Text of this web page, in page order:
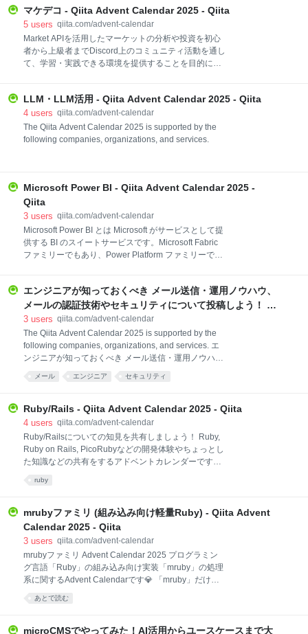
マケデコ - Qiita Advent Calendar 2025 - Qiita
5 users qiita.com/advent-calendar
Market APIを活用したマーケットの分析や投資を初心
者から上級者までDiscord上のコミュニティ活動を通し
て、学習・実践できる環境を提供することを目的に活
号通貨の各種戦略 すでに消えたエッジの供養 トレード
テクニック マーケットに関わるネタ記事 J-Quants API
を使ってなにかやってみた
LLM・LLM活用 - Qiita Advent Calendar 2025 - Qiita
4 users qiita.com/advent-calendar
The Qiita Advent Calendar 2025 is supported by the
following companies, organizations, and services.
Microsoft Power BI - Qiita Advent Calendar 2025 -
Qiita
3 users qiita.com/advent-calendar
Microsoft Power BI とは Microsoft がサービスとして提
供する BI のスイートサービスです。Microsoft Fabric
ファミリーでもあり、Power Platform ファミリーでも
分が作ったPower BIレポートの紹介 Power BIのお気に
入りの機能、フォーカスしたいトピックスについて
Power BIに関するコミュニティに関する思い出、エピ
ソード、登壇体験 Microsoft Fabric にさわってみた お
気軽にご参加ください～！ Microsoft Fabric アドベン
トカレンダーも開催中！ Microsoft Fabricが中心のアド
ェック😎 ht
エンジニアが知っておくべき メール送信・運用ノウハウ、
メールの認証技術やセキュリティについて投稿しよう！ by
blastengine - Qiita Advent Calendar 2025 - Qiita
3 users qiita.com/advent-calendar
The Qiita Advent Calendar 2025 is supported by the
following companies, organizations, and services. エ
ンジニアが知っておくべき メール送信・運用ノウハ
よう！ by blastengine Advent Calendar 2025 概要 メ
高いことから悪用されるケースもあり、予想外のトラ
ブルや意外な落とし穴に遭遇することも多いです。 そ
こで今回は、メール送信に携わったことのある皆様の
実装上のナレッジや運用で得たノウハウ、さらにはメ
ール送信にまつわる成功体験や失敗談。最近のメール
体験談やノウハウを募集します。 ECの顧客・注文管
メール エンジニア セキュリティ
Ruby/Rails - Qiita Advent Calendar 2025 - Qiita
4 users qiita.com/advent-calendar
Ruby/Railsについての知見を共有しましょう！ Ruby,
Ruby on Rails, PicoRubyなどの開発体験やちょっとし
た知識などの共有をするアドベントカレンダーです！
対象 Rubyを使った開発体験・Rubyについての知識の
Rubyに関することならなんでも！！ 内容例 面白い
Gemについての紹介 アンチパターンコードについて
Rails開発を行った時に学んだこと Ruby World
練者まで、誰でも大歓迎です。小ネタでも構いませ
ん。数行でも構いません。 たくさんの記事をお待ちし
ております！
ruby
mrubyファミリ (組み込み向け軽量Ruby) - Qiita Advent
Calendar 2025 - Qiita
3 users qiita.com/advent-calendar
mrubyファミリ Advent Calendar 2025 プログラミン
グ言語「Ruby」の組み込み向け実装「mruby」の処理
系に関するAdvent Calendarです💎 「mruby」だけで
なく同じ仲間の「mruby/c」や「PicoRuby」などを使
った開発やTips、フレームワークや周辺ライブラリに
他にも、IoTプロダクトや自作ハードウェアの紹介、
あとで読む
microCMSでやってみた！AI活用からユースケースまで大